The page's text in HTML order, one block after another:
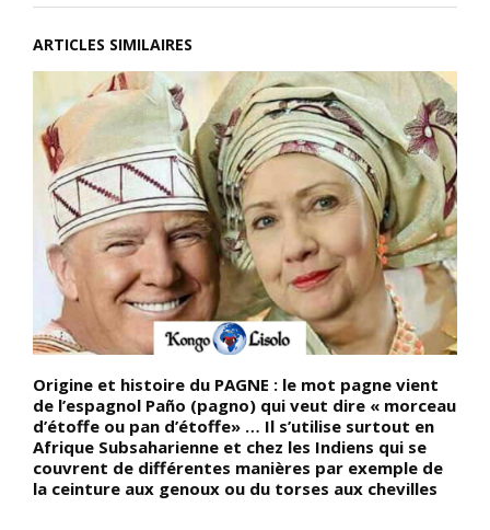
ARTICLES SIMILAIRES
Origine et histoire du PAGNE : le mot pagne vient
de l’espagnol Paño (pagno) qui veut dire « morceau
d’étoffe ou pan d’étoffe» … Il s’utilise surtout en
Afrique Subsaharienne et chez les Indiens qui se
couvrent de différentes manières par exemple de
la ceinture aux genoux ou du torses aux chevilles